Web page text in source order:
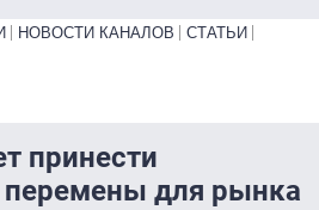
НОВОСТИ КАНАЛОВ
СТАТЬИ
принести
перемены для рынка